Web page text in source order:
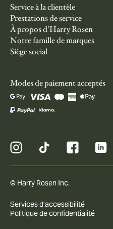
Service à la clientèle
Prestations de service
À propos d'Harry Rosen
Notre famille de marques
Siège social
Modes de paiement acceptés
© Harry Rosen Inc.
Services d’accessibilité
Politique de confidentialité